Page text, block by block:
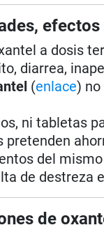
a dosis
diarrea,
(enlace)
ni tabletas
pretenden
del
de destreza
de